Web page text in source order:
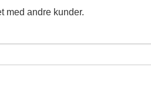
med andre kunder.